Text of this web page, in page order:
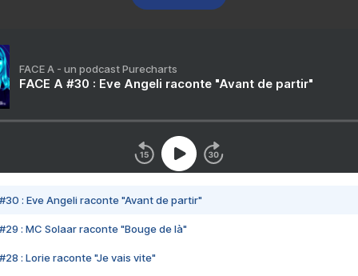
FACE A - un podcast Purecharts
FACE A #30 : Eve Angeli raconte "Avant de partir"
#30 : Eve Angeli raconte "Avant de partir"
#29 : MC Solaar raconte "Bouge de là"
#28 : Lorie raconte "Je vais vite"